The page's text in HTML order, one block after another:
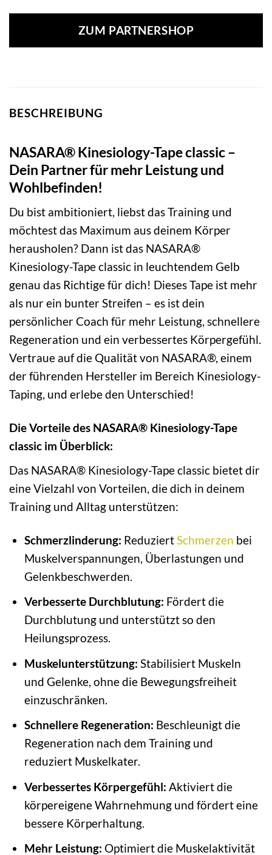
ZUM PARTNERSHOP
BESCHREIBUNG
NASARA® Kinesiology-Tape classic –
Dein Partner für mehr Leistung und
Wohlbefinden!
Du bist ambitioniert, liebst das Training und
möchtest das Maximum aus deinem Körper
herausholen? Dann ist das NASARA®
Kinesiology-Tape classic in leuchtendem Gelb
genau das Richtige für dich! Dieses Tape ist mehr
als nur ein bunter Streifen – es ist dein
persönlicher Coach für mehr Leistung, schnellere
Regeneration und ein verbessertes Körpergefühl.
Vertraue auf die Qualität von NASARA®, einem
der führenden Hersteller im Bereich Kinesiology-
Taping, und erlebe den Unterschied!
Die Vorteile des NASARA® Kinesiology-Tape
classic im Überblick:
Das NASARA® Kinesiology-Tape classic bietet dir
eine Vielzahl von Vorteilen, die dich in deinem
Training und Alltag unterstützen:
Schmerzlinderung: Reduziert Schmerzen bei
Muskelverspannungen, Überlastungen und
Gelenkbeschwerden.
Verbesserte Durchblutung: Fördert die
Durchblutung und unterstützt so den
Heilungsprozess.
Muskelunterstützung: Stabilisiert Muskeln
und Gelenke, ohne die Bewegungsfreiheit
einzuschränken.
Schnellere Regeneration: Beschleunigt die
Regeneration nach dem Training und
reduziert Muskelkater.
Verbessertes Körpergefühl: Aktiviert die
körpereigene Wahrnehmung und fördert eine
bessere Körperhaltung.
Mehr Leistung: Optimiert die Muskelaktivität